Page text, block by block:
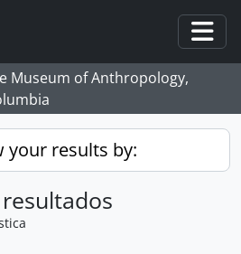
Museum of Anthropology,
your results by: